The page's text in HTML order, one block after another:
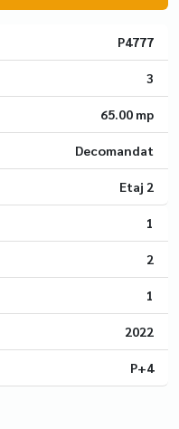
P4777
3
65.00 mp
Decomandat
Etaj 2
1
2
1
2022
P+4